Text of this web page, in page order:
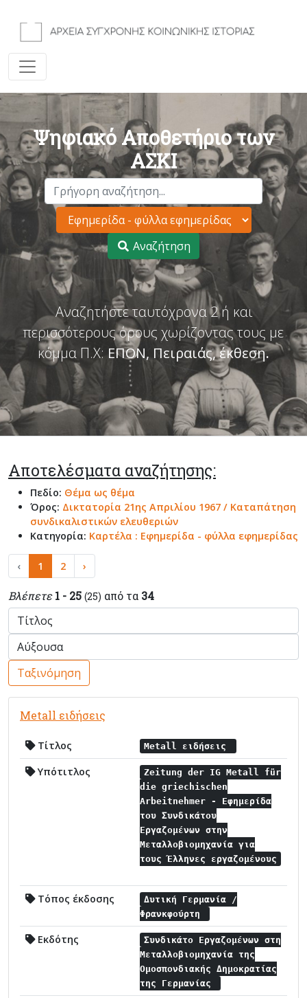
Ψηφιακό Αποθετήριο των
ΑΣΚΙ
Αναζήτηση
Αναζητήστε ταυτόχρονα 2 ή και
περισσότερους όρους χωρίζοντας τους με
κόμμα Π.Χ: ΕΠΟΝ, Πειραιάς, έκθεση.
Αποτελέσματα αναζήτησης:
Πεδίο: Θέμα ως θέμα
Όρος: Δικτατορία 21ης Απριλίου 1967 / Καταπάτηση
συνδικαλιστικών ελευθεριών
Κατηγορία: Καρτέλα : Εφημερίδα - φύλλα εφημερίδας
‹ 1 2 ›
Βλέπετε 1 - 25 (25) από τα 34
Ταξινόμηση
Metall ειδήσεις
Τίτλος Metall ειδήσεις
Υπότιτλος
Zeitung der IG Metall für
die griechischen
Arbeitnehmer - Εφημερίδα
του Συνδικάτου
Εργαζομένων στην
Μεταλλοβιομηχανία για
τους Έλληνες εργαζομένους
Τόπος έκδοσης
Δυτική Γερμανία /
Φρανκφούρτη
Εκδότης
Συνδικάτο Εργαζομένων στη
Μεταλλοβιομηχανία της
Ομοσπονδιακής Δημοκρατίας
της Γερμανίας